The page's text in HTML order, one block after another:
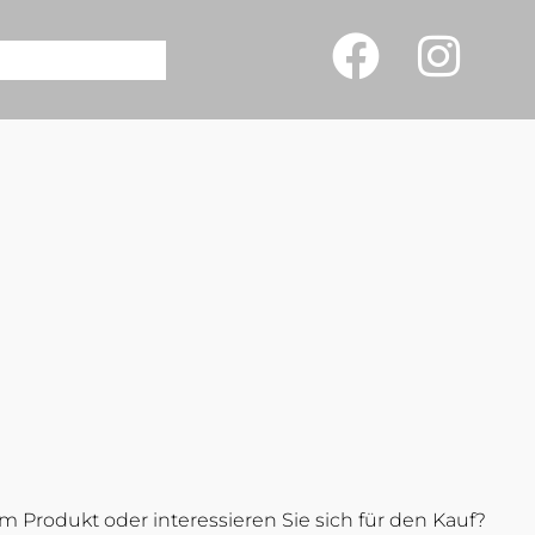
Produkt oder interessieren Sie sich für den Kauf?